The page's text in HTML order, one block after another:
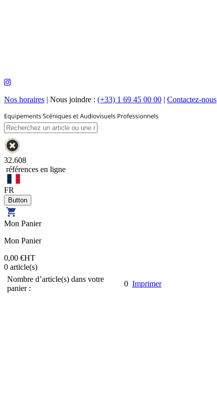
Nos horaires | Nous joindre : (+33) 1 69 45 00 00 | Contactez-nous
32.608
références en ligne
FR
Mon Panier
Mon Panier
0,00 €HT
0 article(s)
Nombre d’article(s) dans votre
panier :
0 Imprimer